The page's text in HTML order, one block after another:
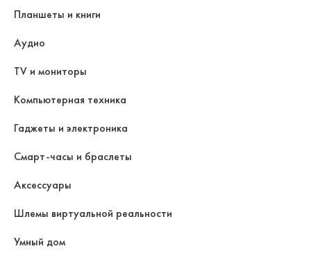
Планшеты и книги
Аудио
TV и мониторы
Компьютерная техника
Гаджеты и электроника
Смарт-часы и браслеты
Аксессуары
Шлемы виртуальной реальности
Умный дом